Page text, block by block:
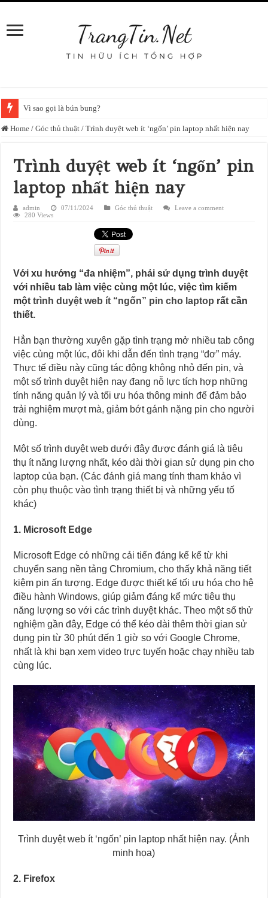
Vì sao gọi là bún bung?
Home / Góc thủ thuật / Trình duyệt web ít ‘ngốn’ pin laptop nhất hiện nay
Trình duyệt web ít ‘ngốn’ pin
laptop nhất hiện nay
admin 07/11/2024 Góc thủ thuật
Leave a comment
280 Views
Với xu hướng “đa nhiệm”, phải sử dụng trình duyệt
với nhiều tab làm việc cùng một lúc, việc tìm kiếm
mộttrình duyệt web ít “ngốn” pin cho laptop rất cần
thiết.
Hẳn bạn thường xuyên gặp tình trạng mở nhiều tab công
việc cùng một lúc, đôi khi dẫn đến tình trạng “đơ” máy.
Thực tế điều này cũng tác động không nhỏ đến pin, và
một số trình duyệt hiện nay đang nỗ lực tích hợp những
tính năng quản lý và tối ưu hóa thông minh để đảm bảo
trải nghiệm mượt mà, giảm bớt gánh nặng pin cho người
dùng.
Một số trình duyệt web dưới đây được đánh giá là tiêu
thụ ít năng lượng nhất, kéo dài thời gian sử dụng pin cho
laptop của bạn. (Các đánh giá mang tính tham khảo vì
còn phụ thuộc vào tình trạng thiết bị và những yếu tố
khác)
1. Microsoft Edge
Microsoft Edge có những cải tiến đáng kể kể từ khi
chuyển sang nền tảng Chromium, cho thấy khả năng tiết
kiệm pin ấn tượng. Edge được thiết kế tối ưu hóa cho hệ
điều hành Windows, giúp giảm đáng kể mức tiêu thụ
năng lượng so với các trình duyệt khác. Theo một số thử
nghiệm gần đây, Edge có thể kéo dài thêm thời gian sử
dụng pin từ 30 phút đến 1 giờ so với Google Chrome,
nhất là khi bạn xem video trực tuyến hoặc chạy nhiều tab
cùng lúc.
Trình duyệt web ít ‘ngốn’ pin laptop nhất hiện nay. (Ảnh
minh họa)
2. Firefox